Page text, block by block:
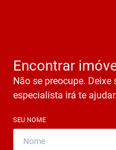
Encontrar
Não se preocupe.
especialista irá te ajudar.
SEU NOME